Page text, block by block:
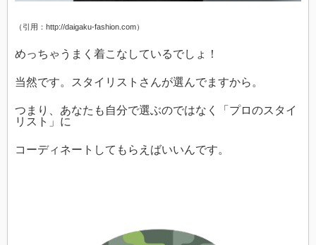
（引用：http://daigaku-fashion.com）
めっちゃうまく着こなしているでしょ！
当然です。スタイリストさんが選んでますから。
つまり、あなたも自分で選ぶのではなく「プロのスタイ
リスト」に
コーディネートしてもらえばいいんです。